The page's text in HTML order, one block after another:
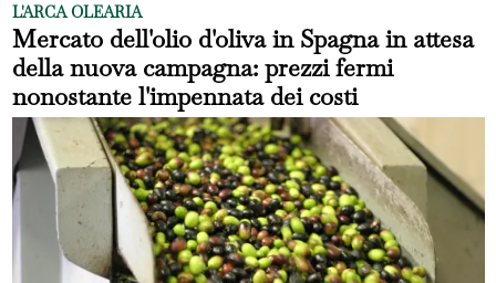
L'ARCA OLEARIA
Mercato dell'olio d'oliva in Spagna in attesa
della nuova campagna: prezzi fermi
nonostante l'impennata dei costi